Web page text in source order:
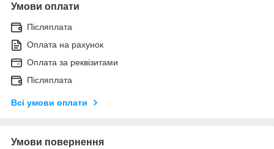
Умови оплати
Післяплата
Оплата на рахунок
Оплата за реквізитами
Післяплата
Всі умови оплати
Умови повернення